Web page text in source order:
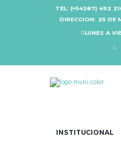
TEL: (+54387) 492
DIRECCION: 25 DE
LUNES A
INSTITUCIONAL